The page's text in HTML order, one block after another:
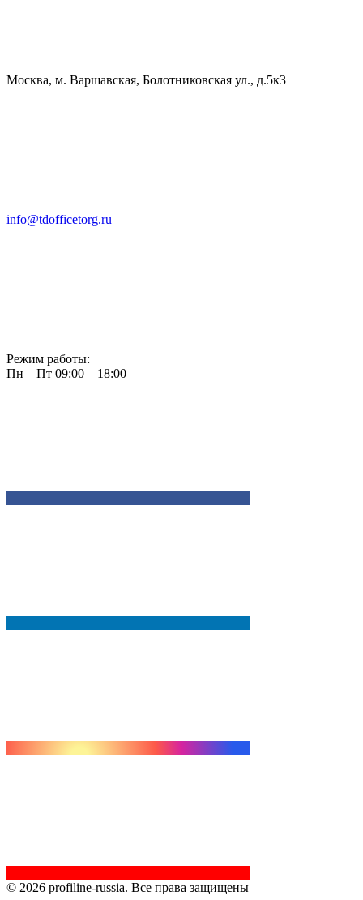
Москва, м. Варшавская, Болотниковская ул., д.5к3
info@tdofficetorg.ru
Режим работы:
Пн—Пт 09:00—18:00
© 2026 profiline-russia. Все права защищены